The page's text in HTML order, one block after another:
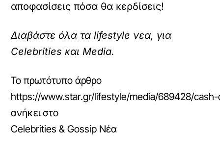
αποφασίσεις πόσα θα κερδίσεις!
Διαβάστε όλα τα lifestyle νεα, για
Celebrities και Media.
Το πρωτότυπο άρθρο
https://www.star.gr/lifestyle/media/689428/
ανήκει στο
Celebrities & Gossip Νέα